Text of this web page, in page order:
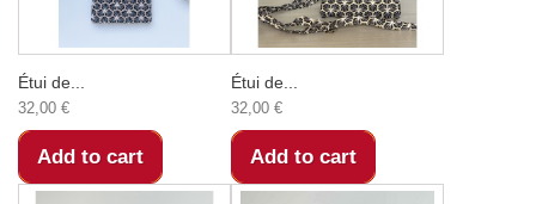
Étui de...
32,00 €
Add to cart
Étui de...
32,00 €
Add to cart